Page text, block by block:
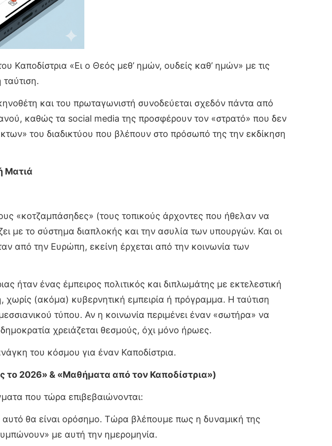
«Ει ο Θεός μεθ’ ημών, ουδείς καθ’ ημών» με τις
και του πρωταγωνιστή συνοδεύεται σχεδόν πάντα από
καθώς τα social media της προσφέρουν τον «στρατό» που δεν
του διαδικτύου που βλέπουν στο πρόσωπό της την εκδίκηση
Ματιά
«κοτζαμπάσηδες» (τους τοπικούς άρχοντες που ήθελαν να
με το σύστημα διαπλοκής και την ασυλία των υπουργών. Και οι
από την Ευρώπη, εκείνη έρχεται από την κοινωνία των
ήταν ένας έμπειρος πολιτικός και διπλωμάτης με εκτελεστική
χωρίς (ακόμα) κυβερνητική εμπειρία ή πρόγραμμα. Η ταύτιση
τύπου. Αν η κοινωνία περιμένει έναν «σωτήρα» να
χρειάζεται θεσμούς, όχι μόνο ήρωες.
του κόσμου για έναν Καποδίστρια.
2026» & «Μαθήματα από τον Καποδίστρια»)
που τώρα επιβεβαιώνονται:
θα είναι ορόσημο. Τώρα βλέπουμε πως η δυναμική της
με αυτή την ημερομηνία.